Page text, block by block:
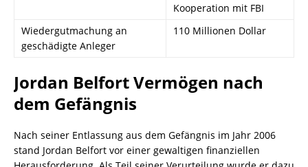
Kooperation mit FBI
Wiedergutmachung an
geschädigte Anleger
110 Millionen Dollar
Jordan Belfort Vermögen nach
dem Gefängnis
Nach seiner Entlassung aus dem Gefängnis im Jahr 2006
stand Jordan Belfort vor einer gewaltigen finanziellen